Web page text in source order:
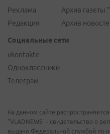
Реклама
Редакция
Архив газеты
Архив
Социальные сети
vkontakte
Одноклассники
Телеграм
На данном сайте
"VLADNEWS" - свидетельство о
выдано Федеральной службой по